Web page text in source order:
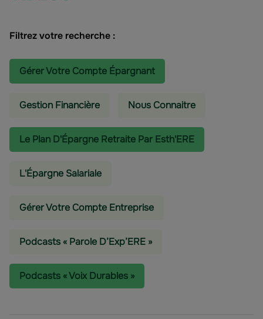
Filtrez votre recherche :
Gérer Votre Compte Épargnant
Gestion Financière Nous Connaitre
Le Plan D'Épargne Retraite Par Esth'ERE
L'épargne Salariale
Gérer Votre Compte Entreprise
Podcasts « Parole D’Exp’ERE »
Podcasts « Voix Durables »